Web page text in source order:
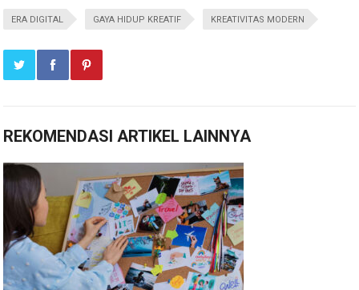
ERA DIGITAL GAYA HIDUP KREATIF KREATIVITAS MODERN
REKOMENDASI ARTIKEL LAINNYA